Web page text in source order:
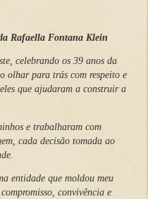
Rafaella Fontana Klein
celebrando os 39 anos da
olhar para trás com respeito e
que ajudaram a construir a
e trabalharam com
cada decisão tomada ao
entidade que moldou meu
convivência e